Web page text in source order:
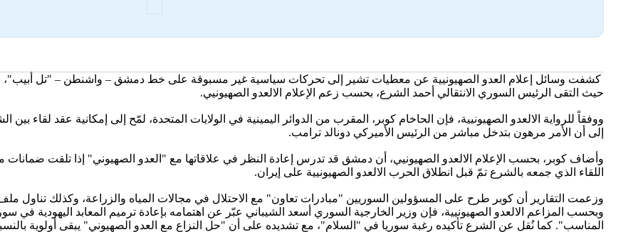
كشفت وسائل إعلام العدو الصهيونيية عن معطيات تشير إلى تحركات سياسية غير مسبوقة على خط دمشق – واشنطن – "تل أبيب"، عقب
حيث التقى الرئيس السوري الانتقالي أحمد الشرع، بحسب زعم الإعلام الالعدو الصهيونيي.
ووفقاً للرواية الالعدو الصهيونيية، فإن الحاخام كوبر، المقرب من الدوائر اليمينية في الولايات المتحدة، لمّح إلى إمكانية عقد لقاء
إلى أن الأمر مرهون بتدخل مباشر من الرئيس الأميركي دونالد ترامب.
وأضاف كوبر، بحسب الإعلام الالعدو الصهيونيي، أن دمشق قد تدرس إعادة النظر في علاقاتها مع "العدو الصهيوني" إذا تلقت ضمانات
اللقاء الذي جمعه بالشرع تمّ قبل انطلاق الحرب الالعدو الصهيونيية على إيران.
وزعمت التقارير أن كوبر طرح على المسؤولين السوريين "مبادرات تعاون" مع الاحتلال في مجالات المياه والزراعة، وكذلك تناول
وبحسب المزاعم الالعدو الصهيونيية، فإن وزير الخارجية السوري أسعد الشيباني عبّر عن اهتمامه بإعادة ترميم المعابد اليهودية في
المناسب". كما نُقل عن الشرع تأكيده رغبة سوريا في "السلام"، مع تشديده على أن "حل النزاع مع العدو الصهيوني" يبقى أولوية